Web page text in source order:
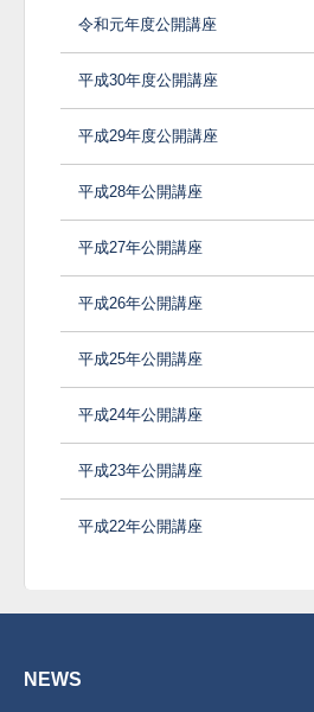
令和元年度公開講座
平成30年度公開講座
平成29年度公開講座
平成28年公開講座
平成27年公開講座
平成26年公開講座
平成25年公開講座
平成24年公開講座
平成23年公開講座
平成22年公開講座
NEWS